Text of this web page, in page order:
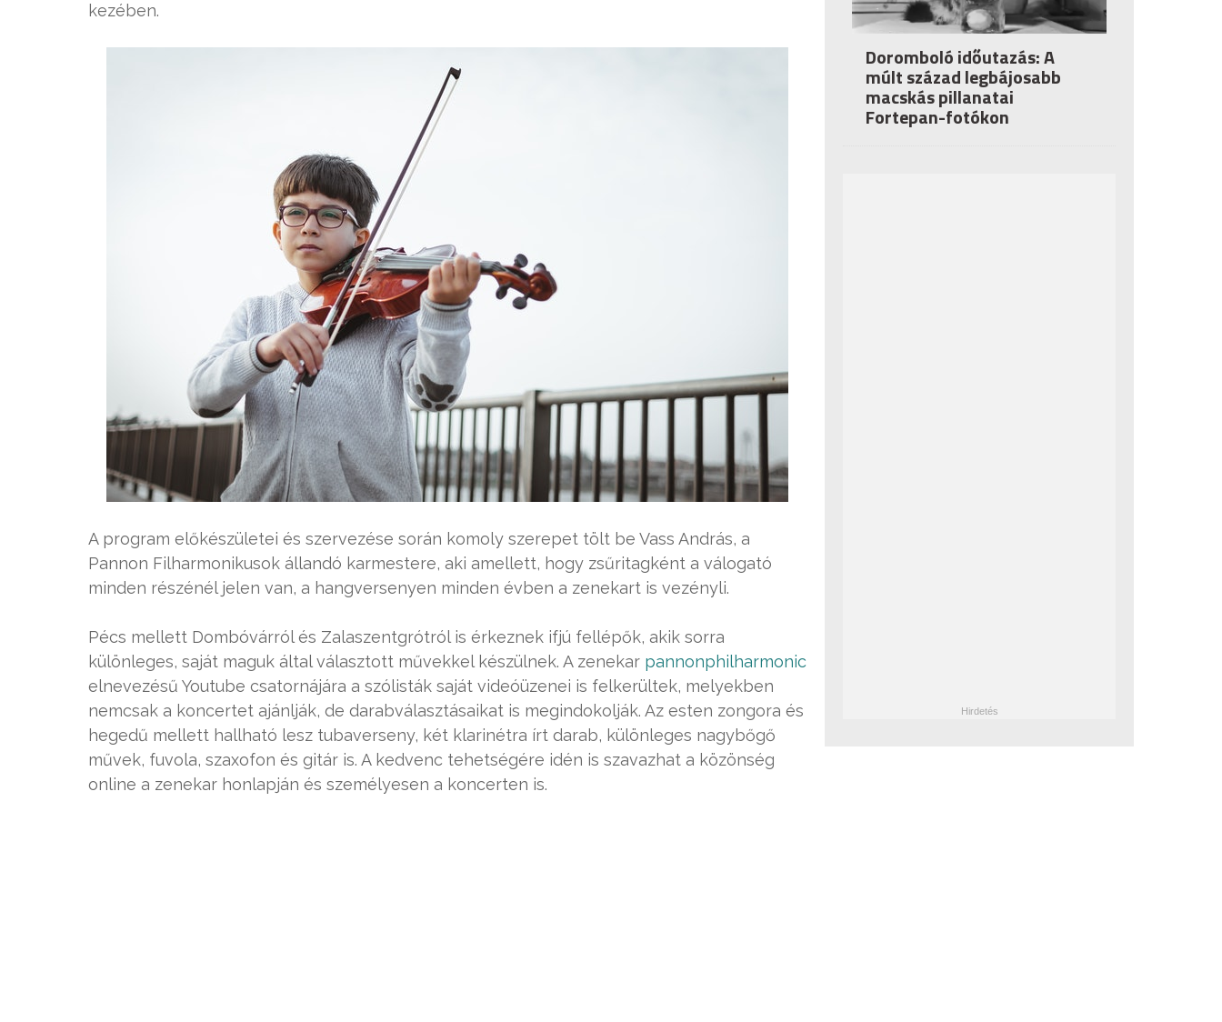
kezében.
A program előkészületei és szervezése során komoly szerepet tölt be Vass András, a
Pannon Filharmonikusok állandó karmestere, aki amellett, hogy zsűritagként a válogató
minden részénél jelen van, a hangversenyen minden évben a zenekart is vezényli.
Pécs mellett Dombóvárról és Zalaszentgrótról is érkeznek ifjú fellépők, akik sorra
különleges, saját maguk által választott művekkel készülnek. A zenekar pannonphilharmonic
elnevezésű Youtube csatornájára a szólisták saját videóüzenei is felkerültek, melyekben
nemcsak a koncertet ajánlják, de darabválasztásaikat is megindokolják. Az esten zongora és
hegedű mellett hallható lesz tubaverseny, két klarinétra írt darab, különleges nagybőgő
művek, fuvola, szaxofon és gitár is. A kedvenc tehetségére idén is szavazhat a közönség
online a zenekar honlapján és személyesen a koncerten is.
Doromboló időutazás: A
múlt század legbájosabb
macskás pillanatai
Fortepan-fotókon